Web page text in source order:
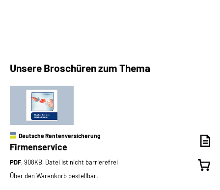
Unsere Broschüren zum Thema
Deutsche Rentenversicherung
Firmenservice
PDF, 908KB, Datei ist nicht barrierefrei
Über den Warenkorb bestellbar.